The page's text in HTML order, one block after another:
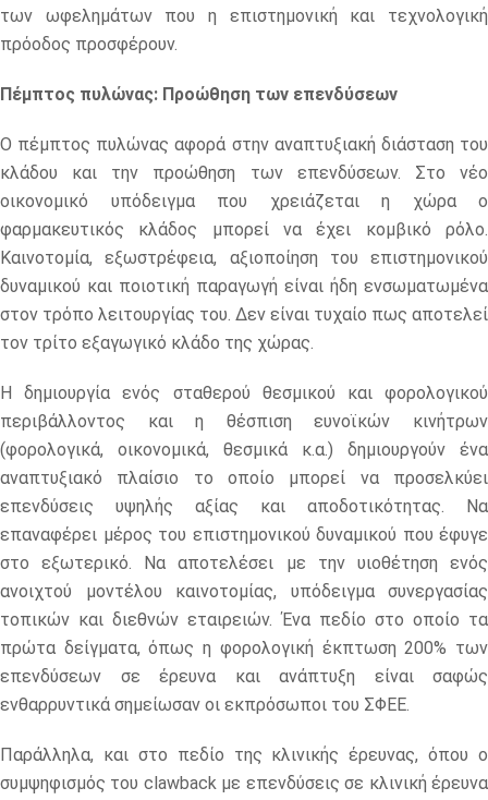
των ωφελημάτων που η επιστημονική και τεχνολογική
πρόοδος προσφέρουν.
Πέμπτος πυλώνας: Προώθηση των επενδύσεων
Ο πέμπτος πυλώνας αφορά στην αναπτυξιακή διάσταση του
κλάδου και την προώθηση των επενδύσεων. Στο νέο
οικονομικό υπόδειγμα που χρειάζεται η χώρα ο
φαρμακευτικός κλάδος μπορεί να έχει κομβικό ρόλο.
Καινοτομία, εξωστρέφεια, αξιοποίηση του επιστημονικού
δυναμικού και ποιοτική παραγωγή είναι ήδη ενσωματωμένα
στον τρόπο λειτουργίας του. Δεν είναι τυχαίο πως αποτελεί
τον τρίτο εξαγωγικό κλάδο της χώρας.
Η δημιουργία ενός σταθερού θεσμικού και φορολογικού
περιβάλλοντος και η θέσπιση ευνοϊκών κινήτρων
(φορολογικά, οικονομικά, θεσμικά κ.α.) δημιουργούν ένα
αναπτυξιακό πλαίσιο το οποίο μπορεί να προσελκύει
επενδύσεις υψηλής αξίας και αποδοτικότητας. Να
επαναφέρει μέρος του επιστημονικού δυναμικού που έφυγε
στο εξωτερικό. Να αποτελέσει με την υιοθέτηση ενός
ανοιχτού μοντέλου καινοτομίας, υπόδειγμα συνεργασίας
τοπικών και διεθνών εταιρειών. Ένα πεδίο στο οποίο τα
πρώτα δείγματα, όπως η φορολογική έκπτωση 200% των
επενδύσεων σε έρευνα και ανάπτυξη είναι σαφώς
ενθαρρυντικά σημείωσαν οι εκπρόσωποι του ΣΦΕΕ.
Παράλληλα, και στο πεδίο της κλινικής έρευνας, όπου ο
συμψηφισμός του clawback με επενδύσεις σε κλινική έρευνα